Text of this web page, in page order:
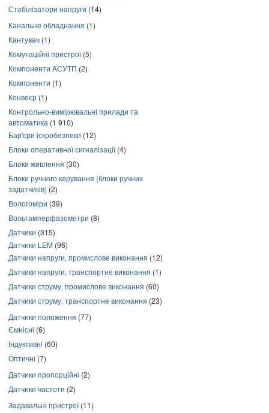
Стабілізатори напруги (14)
Канальне обладнання (1)
Кантувач (1)
Комутаційні пристрої(5)
Компоненти АСУТП (2)
Компоненти (1)
Конвеєр (1)
Контрольно-вимірювальні прилади та
автоматика (1 910)
Бар'єри іскробезпеки (12)
Блоки оперативної сигналізації(4)
Блоки живлення (30)
Блоки ручного керування (блоки ручних
задатчиків) (2)
Вологоміри (39)
Вольтамперфазометри (8)
Датчики (315)
Датчики LEM (96)
Датчики напруги, промислове виконання (12)
Датчики напруги, транспортне виконання (1)
Датчики струму, промислове виконання (60)
Датчики струму, транспортне виконання (23)
Датчики положення (77)
Ємнісні (6)
Індуктивні (60)
Оптичні (7)
Датчики пропорційні (2)
Датчики частоти (2)
Задавальні пристрої(11)